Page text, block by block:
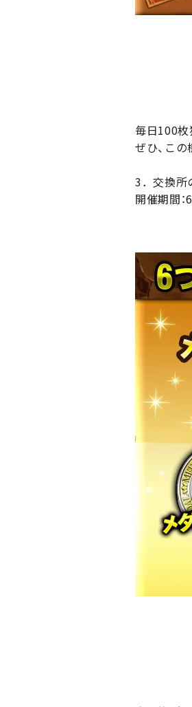
毎日100枚
ぜひ、こ
3．交換所
開催期間：